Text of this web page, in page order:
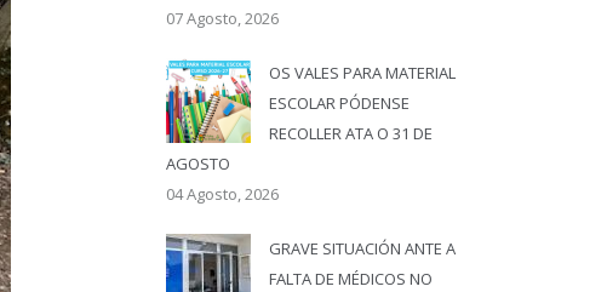
07 Agosto, 2026
OS VALES PARA MATERIAL
ESCOLAR PÓDENSE
RECOLLER ATA O 31 DE
AGOSTO
04 Agosto, 2026
GRAVE SITUACIÓN ANTE A
FALTA DE MÉDICOS NO